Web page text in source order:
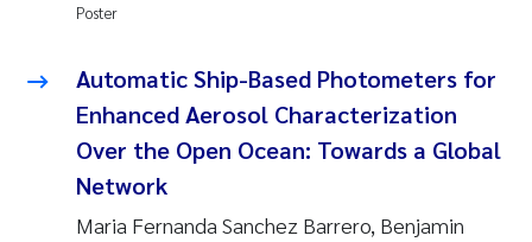
Poster
Automatic Ship-Based Photometers for
Enhanced Aerosol Characterization
Over the Open Ocean: Towards a Global
Network
Maria Fernanda Sanchez Barrero, Benjamin